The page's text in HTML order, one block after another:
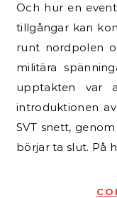
Och hur en
tillgångar kan
runt nordpolen
militära
upptakten var
introduktionen
SVT snett,
börjar ta slut. På